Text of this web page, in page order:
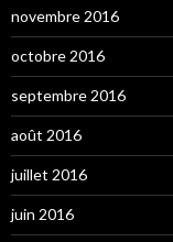
novembre 2016
octobre 2016
septembre 2016
août 2016
juillet 2016
juin 2016